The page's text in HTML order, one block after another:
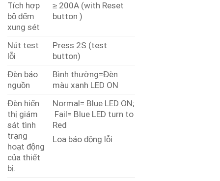
Tích hợp
bộ đếm
xung sét
≥ 200A (with Reset
button )
Nút test
lỗi
Press 2S (test
button)
Đèn báo
nguồn
Bình thường=Đèn
màu xanh LED ON
Đèn hiển
thị giám
sát tình
trạng
hoạt động
của thiết
bị.
Normal= Blue LED ON;
Fail= Blue LED turn to
Red
Loa báo động lỗi